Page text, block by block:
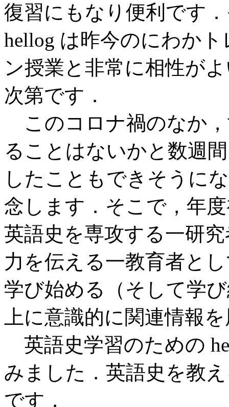
復習にもなり便利です
hellog は昨今のにわか
ン授業と非常に相性が
次第です．
このコロナ禍のなか
ることはないかと数週
したこともできそうに
念します．そこで，年
英語史を専攻する一研
力を伝える一教育者と
学び始める（そして学
上に意識的に関連情報
英語史学習のための
みました．英語史を教
です．